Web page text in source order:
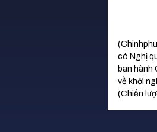
có Nghị
ban hành
về khởi
(Chiến